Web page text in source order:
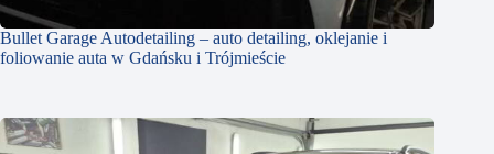
Bullet Garage Autodetailing – auto detailing, oklejanie i
foliowanie auta w Gdańsku i Trójmieście